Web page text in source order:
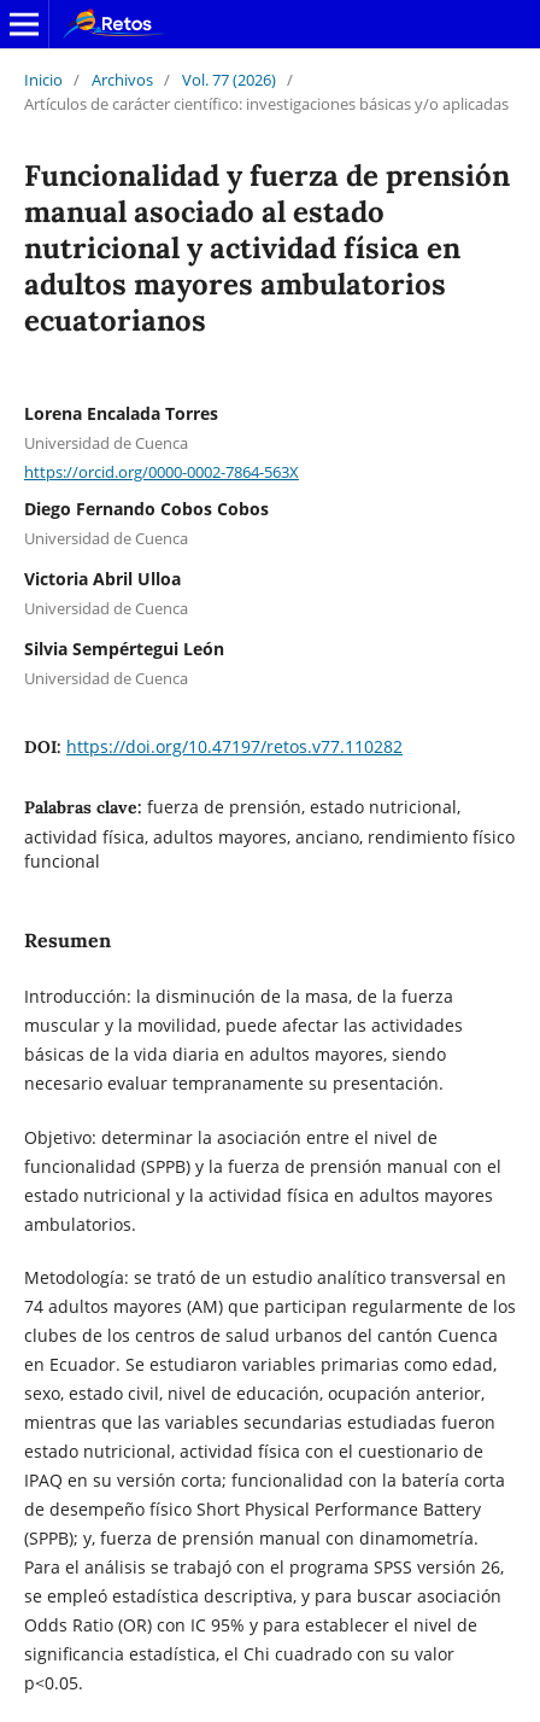
Inicio / Archivos / Vol. 77 (2026) /
Artículos de carácter científico: investigaciones básicas y/o aplicadas
Funcionalidad y fuerza de prensión
manual asociado al estado
nutricional y actividad física en
adultos mayores ambulatorios
ecuatorianos
Lorena Encalada Torres
Universidad de Cuenca
https://orcid.org/0000-0002-7864-563X
Diego Fernando Cobos Cobos
Universidad de Cuenca
Victoria Abril Ulloa
Universidad de Cuenca
Silvia Sempértegui León
Universidad de Cuenca
DOI: https://doi.org/10.47197/retos.v77.110282
Palabras clave: fuerza de prensión, estado nutricional,
actividad física, adultos mayores, anciano, rendimiento físico
funcional
Resumen
Introducción: la disminución de la masa, de la fuerza
muscular y la movilidad, puede afectar las actividades
básicas de la vida diaria en adultos mayores, siendo
necesario evaluar tempranamente su presentación.
Objetivo: determinar la asociación entre el nivel de
funcionalidad (SPPB) y la fuerza de prensión manual con el
estado nutricional y la actividad física en adultos mayores
ambulatorios.
Metodología: se trató de un estudio analítico transversal en
74 adultos mayores (AM) que participan regularmente de los
clubes de los centros de salud urbanos del cantón Cuenca
en Ecuador. Se estudiaron variables primarias como edad,
sexo, estado civil, nivel de educación, ocupación anterior,
mientras que las variables secundarias estudiadas fueron
estado nutricional, actividad física con el cuestionario de
IPAQ en su versión corta; funcionalidad con la batería corta
de desempeño físico Short Physical Performance Battery
(SPPB); y, fuerza de prensión manual con dinamometría.
Para el análisis se trabajó con el programa SPSS versión 26,
se empleó estadística descriptiva, y para buscar asociación
Odds Ratio (OR) con IC 95% y para establecer el nivel de
significancia estadística, el Chi cuadrado con su valor
p<0.05.